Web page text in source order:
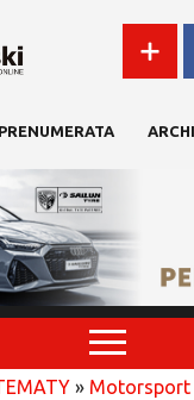
PRENUMERATA
» Motorsport